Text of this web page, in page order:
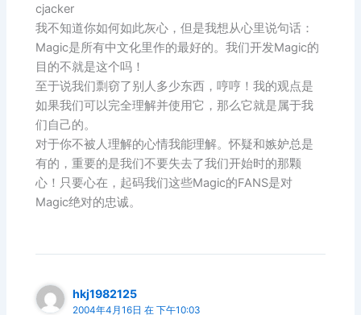
cjacker
我不知道你如何如此灰心，但是我想从心里说句话：
Magic是所有中文化里作的最好的。我们开发Magic的
目的不就是这个吗！
至于说我们剽窃了别人多少东西，哼哼！我的观点是
如果我们可以完全理解并使用它，那么它就是属于我
们自己的。
对于你不被人理解的心情我能理解。怀疑和嫉妒总是
有的，重要的是我们不要失去了我们开始时的那颗
心！只要心在，起码我们这些Magic的FANS是对
Magic绝对的忠诚。
hkj1982125
2004年4月16日 在 下午10:03